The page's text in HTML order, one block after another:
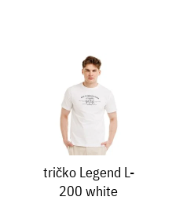
tričko Legend L-
200 white